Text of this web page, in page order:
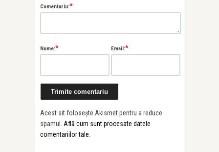
Comentariu:*
Nume:* Email:*
Acest sit folosește Akismet pentru a reduce
spamul. Află cum sunt procesate datele
comentariilor tale